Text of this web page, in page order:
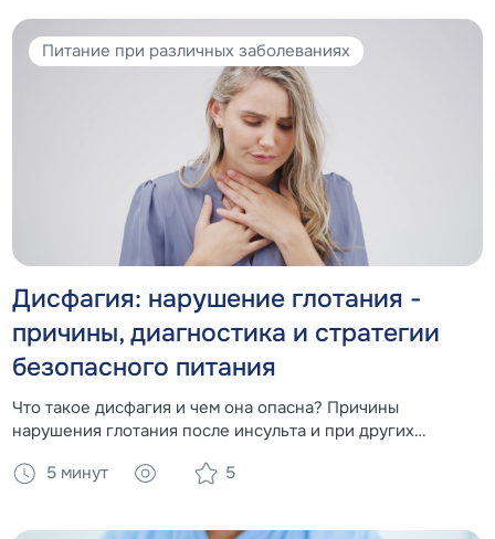
Питание при различных заболеваниях
Дисфагия: нарушение глотания -
причины, диагностика и стратегии
безопасного питания
Что такое дисфагия и чем она опасна? Причины
нарушения глотания после инсульта и при других
загустителей и специализированного питания в
5 минут 5